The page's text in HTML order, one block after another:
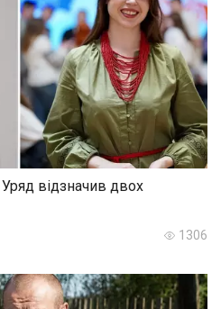
відзначив двох
1306